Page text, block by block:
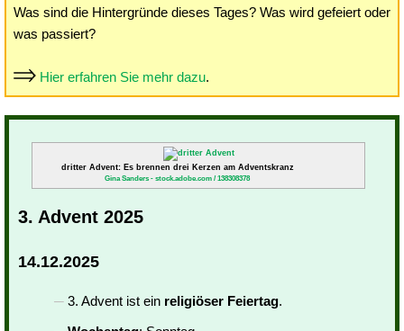
Was sind die Hintergründe dieses Tages? Was wird gefeiert oder
was passiert?
Hier erfahren Sie mehr dazu.
dritter Advent: Es brennen drei Kerzen am Adventskranz
Gina Sanders - stock.adobe.com / 138308378
3. Advent 2025
14.12.2025
3. Advent ist ein religiöser Feiertag.